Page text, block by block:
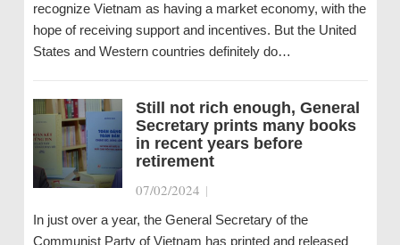
recognize Vietnam as having a market economy, with the
hope of receiving support and incentives. But the United
States and Western countries definitely do…
Still not rich enough, General
Secretary prints many books
in recent years before
retirement
07/02/2024 |
In just over a year, the General Secretary of the
Communist Party of Vietnam has printed and released